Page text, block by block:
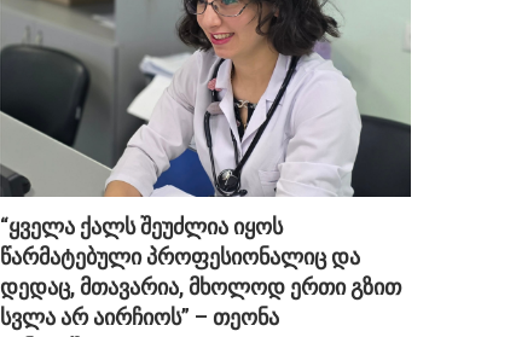
“ყველა ქალს შეუძლია იყოს
წარმატებული პროფესიონალიც და
დედაც, მთავარია, მხოლოდ ერთი გზით
სვლა არ აირჩიოს” – თეონა